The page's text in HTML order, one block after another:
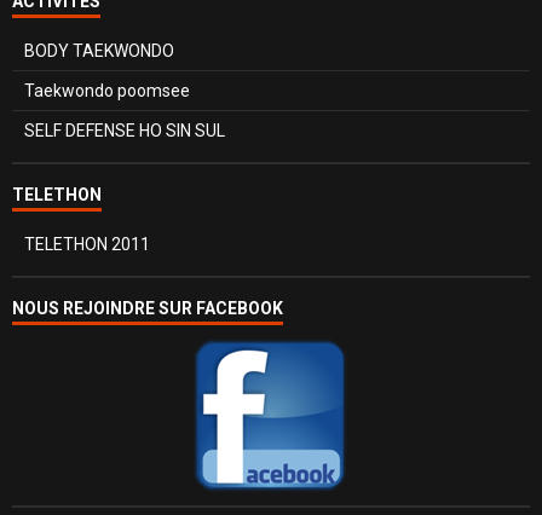
BODY TAEKWONDO
Taekwondo poomsee
SELF DEFENSE HO SIN SUL
TELETHON
TELETHON 2011
NOUS REJOINDRE SUR FACEBOOK